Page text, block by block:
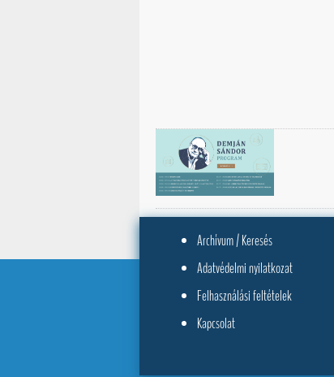
Archívum / Keresés
Adatvédelmi nyilatkozat
Felhasználási feltételek
Kapcsolat